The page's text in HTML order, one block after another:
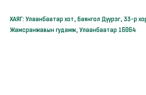
ХАЯГ: Улаанбаатар хот, Баянгол Дүүрэг, 33-р
Жамсранжавын гудамж, Улаанбаатар 16064